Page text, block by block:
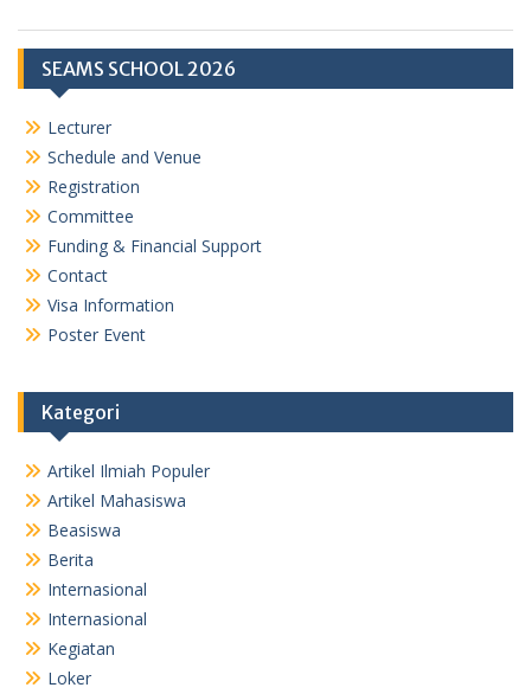
SEAMS SCHOOL 2026
Lecturer
Schedule and Venue
Registration
Committee
Funding & Financial Support
Contact
Visa Information
Poster Event
Kategori
Artikel Ilmiah Populer
Artikel Mahasiswa
Beasiswa
Berita
Internasional
Internasional
Kegiatan
Loker